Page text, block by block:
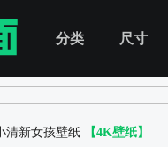
分类 尺寸
清新女孩壁纸 【4K壁纸】